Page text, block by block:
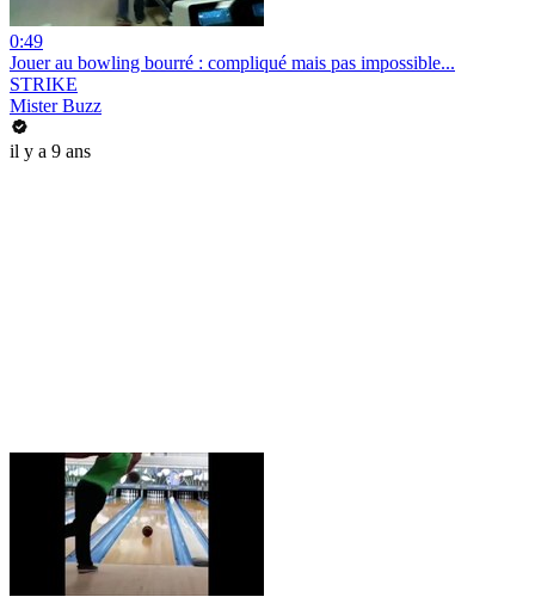
0:49
Jouer au bowling bourré : compliqué mais pas impossible...
STRIKE
Mister Buzz
il y a 9 ans